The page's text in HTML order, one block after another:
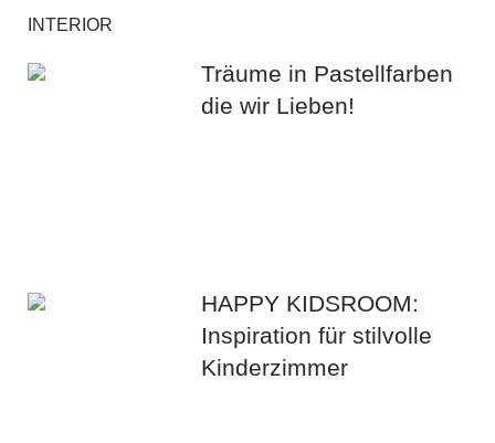
INTERIOR
Träume in Pastellfarben
die wir Lieben!
HAPPY KIDSROOM:
Inspiration für stilvolle
Kinderzimmer